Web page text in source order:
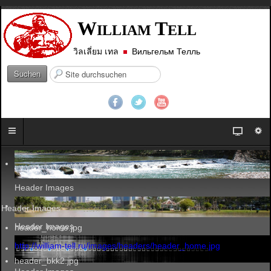
WILLIAM TELL
วิลเลี่ยม เทล Вильгельм Телль
Suchen
S
e
.
.
.
Header Images
Header Images
Header Images
header_home.jpg
http://william-tell.ru/images/headers/header_home.jpg
header_bkk2.jpg